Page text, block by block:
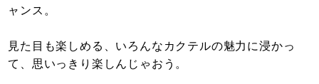
ャンス。
見た目も楽しめる、いろんなカクテルの魅力に浸かっ
て、思いっきり楽しんじゃおう。